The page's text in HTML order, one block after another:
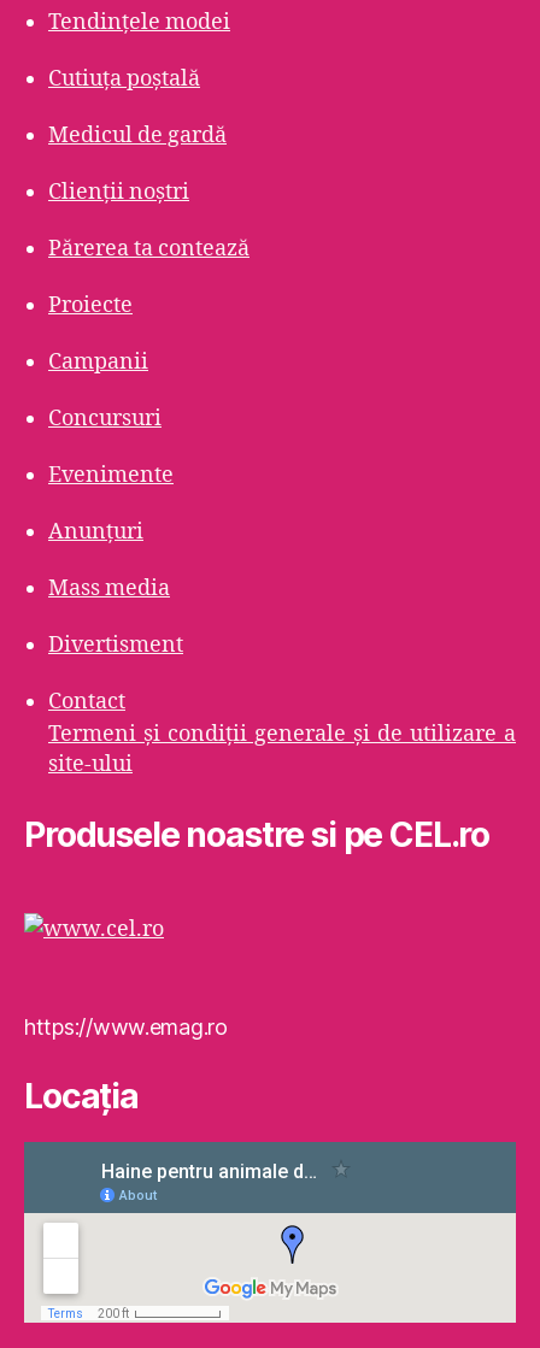
Tendințele modei
Cutiuța poștală
Medicul de gardă
Clienții noștri
Părerea ta contează
Proiecte
Campanii
Concursuri
Evenimente
Anunțuri
Mass media
Divertisment
Contact
Termeni şi condiţii generale şi de utilizare a
site-ului
Produsele noastre si pe CEL.ro
https://www.emag.ro
Locaţia